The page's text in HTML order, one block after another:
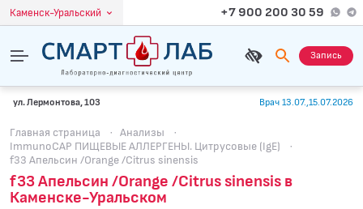
Каменск-Уральский +7 900 200 30 59
Запись
ул. Лермонтова, 103 Врач 13.07.,15.07.2026
Главная страница · Анализы
·
ImmunoCAP ПИЩЕВЫЕ АЛЛЕРГЕНЫ. Цитрусовые (IgE)
·
f33 Апельсин /Orange /Citrus sinensis
f33 Апельсин /Orange /Citrus sinensis в
Каменске-Уральском